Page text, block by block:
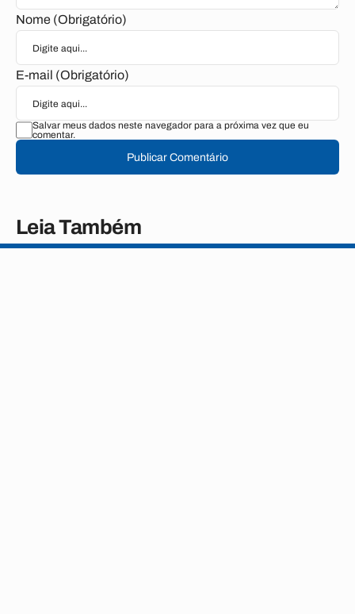
Nome (Obrigatório)
E-mail (Obrigatório)
Salvar meus dados neste navegador para a próxima vez que eu
comentar.
Publicar Comentário
Leia Também